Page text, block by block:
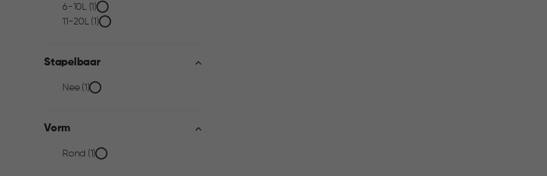
filter
6-10L (1)
11-20L (1)
Stapelbaar
Stapelbaar
filter
Nee (1)
Vorm
Vorm
Rond (1)